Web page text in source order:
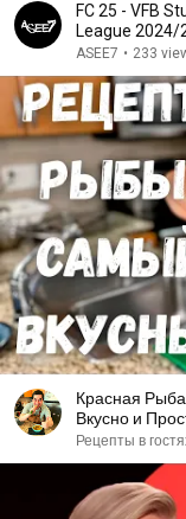
FC 25 - VFB
League 2024/
ASEE7 • 233
Красная
Вкусно и
сковороде!!
Рецепты в